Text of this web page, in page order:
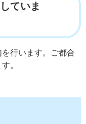
ていま
行います。ご都合
。